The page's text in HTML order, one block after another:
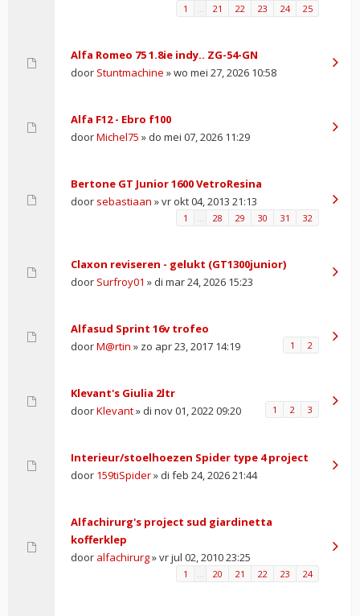
1 21 22 23 24 25
Alfa Romeo 75 1.8ie indy.. ZG-54-GN
door Stuntmachine » wo mei 27, 2026 10:58
Alfa F12 - Ebro f100
doorMichel75 » do mei 07, 2026 11:29
Bertone GT Junior 1600 VetroResina
door sebastiaan » vr okt 04, 2013 21:13
1 28 29 30 31 32
Claxon reviseren - gelukt (GT1300junior)
door Surfroy01 » di mar 24, 2026 15:23
Alfasud Sprint 16v trofeo
doorM@rtin » zo apr 23, 2017 14:19 1 2
Klevant's Giulia 2ltr
doorKlevant» di nov 01, 2022 09:20 1 2 3
Interieur/stoelhoezen Spider type 4 project
door 159tiSpider» di feb 24, 2026 21:44
Alfachirurg's project sud giardinetta
kofferklep
door alfachirurg» vr jul 02, 2010 23:25
1 20 21 22 23 24